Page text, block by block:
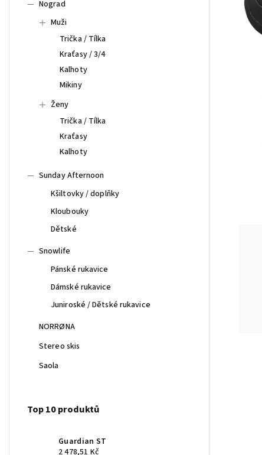
Nograd
Muži
Trička / Tílka
Kraťasy / 3/4
Kalhoty
Mikiny
Ženy
Trička / Tílka
Kraťasy
Kalhoty
Sunday Afternoon
Kšiltovky / doplňky
Kloubouky
Dětské
Snowlife
Pánské rukavice
Dámské rukavice
Juniroské / Dětské rukavice
NORRØNA
Stereo skis
Saola
Top 10 produktů
Guardian ST
2 478,51 Kč